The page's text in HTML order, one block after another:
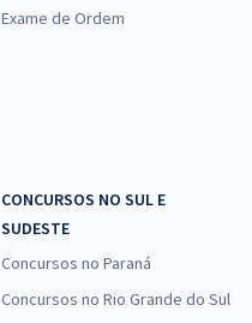
Exame de Ordem
CONCURSOS NO SUL E
SUDESTE
Concursos no Paraná
Concursos no Rio Grande do Sul